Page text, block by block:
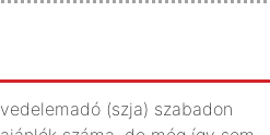
(szja) szabadon